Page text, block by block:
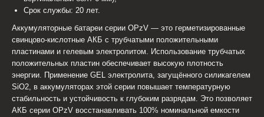
Срок службы: 20 лет.
Аккумуляторные батареи серии OPzV — это герметизированные
свинцово-кислотные АКБ с трубчатыми положительными
пластинами и гелевым электролитом. Использование трубчатых
положительных пластин обеспечивает высокую плотность
энергии. Применение GEL электролита, загущённого силикагелем
SiO2, в аккумуляторах этой серии повышает температурную
стабильность и устойчивость к глубоким разрядам. Это позволяет
АКБ серии OPzV восстанавливать 100% номинальной емкости